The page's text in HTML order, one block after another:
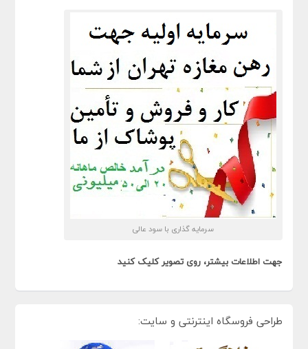
سرمایه گذاری با سود عالی
جهت اطلاعات بیشتر، روی تصویر کلیک کنید
طراحی فروسگاه اینترنتی و سایت: